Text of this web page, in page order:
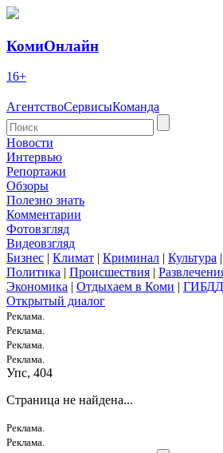
КомиОнлайн
16+
АгентствоСервисыКоманда
Новости
Интервью
Репортажи
Обзоры
Полезно знать
Комментарии
Фотовзгляд
Видеовзгляд
Бизнес | Климат | Криминал | Культура |
Политика | Происшествия |
Экономика | Отдыхаем в Коми | ГИБДД
Открытый диалог
Реклама.
Реклама.
Реклама.
Реклама.
Упс, 404
Страница не найдена...
Реклама.
Реклама.